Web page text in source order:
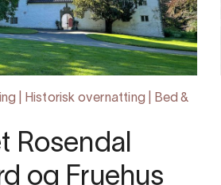
| Historisk overnatting | Bed &
Rosendal
og Fruehus